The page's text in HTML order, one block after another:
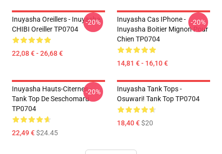
Inuyasha Oreillers - Inuyasha
CHIBI Oreiller TP0704
22,08 € - 26,68 €
-20%
Inuyasha Cas IPhone -
Inuyasha Boitier Mignon Pour
Chien TP0704
14,81 € - 16,10 €
-20%
Inuyasha Hauts-Citernes -
Tank Top De Seschomaru
TP0704
22,49 €$24.45
-20%
Inuyasha Tank Tops -
Osuwari! Tank Top TP0704
18,40 €$20